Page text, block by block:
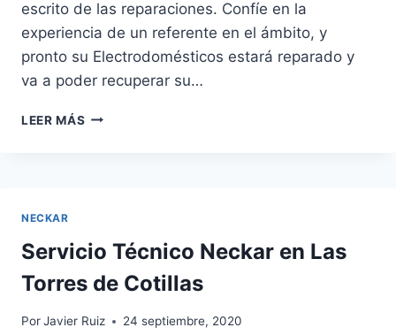
escrito de las reparaciones. Confíe en la
experiencia de un referente en el ámbito, y
pronto su Electrodomésticos estará reparado y
va a poder recuperar su…
LEER MÁS SERVICIO
NECKAR
Servicio Técnico Neckar en Las
Torres de Cotillas
PorJavier Ruiz 24 septiembre, 2020